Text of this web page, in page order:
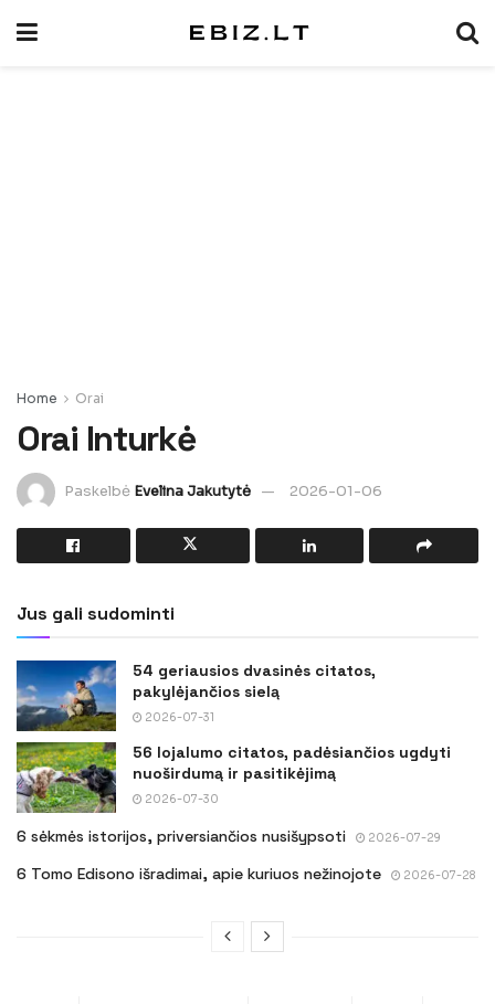
Home Orai
Orai Inturkė
Paskelbė Evelina Jakutytė 2026-01-06
Jus gali sudominti
54 geriausios dvasinės citatos,
pakylėjančios sielą
2026-07-31
56 lojalumo citatos, padėsiančios ugdyti
nuoširdumą ir pasitikėjimą
2026-07-30
6 sėkmės istorijos, priversiančios nusišypsoti 2026-07-29
6 Tomo Edisono išradimai, apie kuriuos nežinojote 2026-07-28